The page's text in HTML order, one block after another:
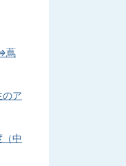
蔦
のア
中